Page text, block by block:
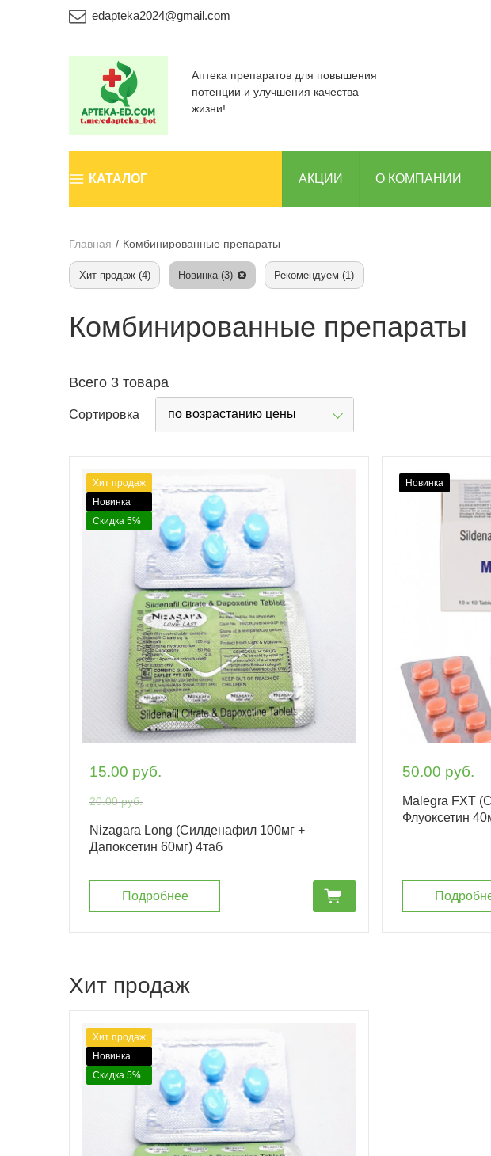
edapteka2024@gmail.com
Аптека препаратов для повышения
потенции и улучшения качества
жизни!
КАТАЛОГ АКЦИИ О КОМПАНИИ
Главная / Комбинированные препараты
Хит продаж (4) Новинка (3) Рекомендуем (1)
Комбинированные препараты
Всего 3 товара
Сортировка по возрастанию цены
Хит продаж
Новинка
Скидка 5%
15.00 руб.
20.00 руб.
Nizagara Long (Силденафил 100мг +
Дапоксетин 60мг) 4таб
Подробнее cart_fill
Новинка
50.00 руб.
Malegra FXT
Флуоксетин
Хит продаж
Хит продаж
Новинка
Скидка 5%